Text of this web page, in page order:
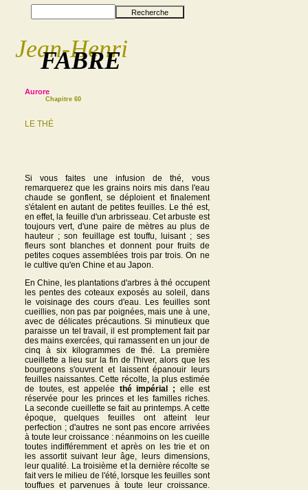
LE THÉ
Si vous faites une infusion de thé, vous
remarquerez que les grains noirs mis dans l'eau
chaude se gonflent, se déploient et finalement
s'étalent en autant de petites feuilles. Le thé est,
en effet, la feuille d'un arbrisseau. Cet arbuste est
toujours vert, d'une paire de mètres au plus de
hauteur ; son feuillage est touffu, luisant ; ses
fleurs sont blanches et donnent pour fruits de
petites coques assemblées trois par trois. On ne
le cultive qu'en Chine et au Japon.
En Chine, les plantations d'arbres à thé occupent
les pentes des coteaux exposés au soleil, dans
le voisinage des cours d'eau. Les feuilles sont
cueillies, non pas par poignées, mais une à une,
avec de délicates précautions. Si minutieux que
paraisse un tel travail, il est promptement fait par
des mains exercées, qui ramassent en un jour de
cinq à six kilogrammes de thé. La première
cueillette a lieu sur la fin de l'hiver, alors que les
bourgeons s'ouvrent et laissent épanouir leurs
feuilles naissantes. Cette récolte, la plus estimée
de toutes, est appelée thé impérial ; elle est
réservée pour les princes et les familles riches.
La seconde cueillette se fait au printemps. A cette
époque, quelques feuilles ont atteint leur
perfection ; d'autres ne sont pas encore arrivées
à toute leur croissance : néanmoins on les cueille
toutes indifféremment et après on les trie et on
les assortit suivant leur âge, leurs dimensions,
leur qualité. La troisième et la dernière récolte se
fait vers le milieu de l'été, lorsque les feuilles sont
touffues et parvenues à toute leur croissance.
Jean-Henri
FABRE
Aurore
Chapitre 60
Recherche